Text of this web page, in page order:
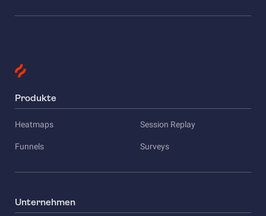
Produkte
Heatmaps Session Replay
Funnels Surveys
Unternehmen